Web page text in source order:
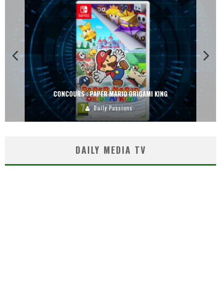
CONCOURS : PAPER MARIO ORIGAMI KING
Daily Passions
DAILY MEDIA TV